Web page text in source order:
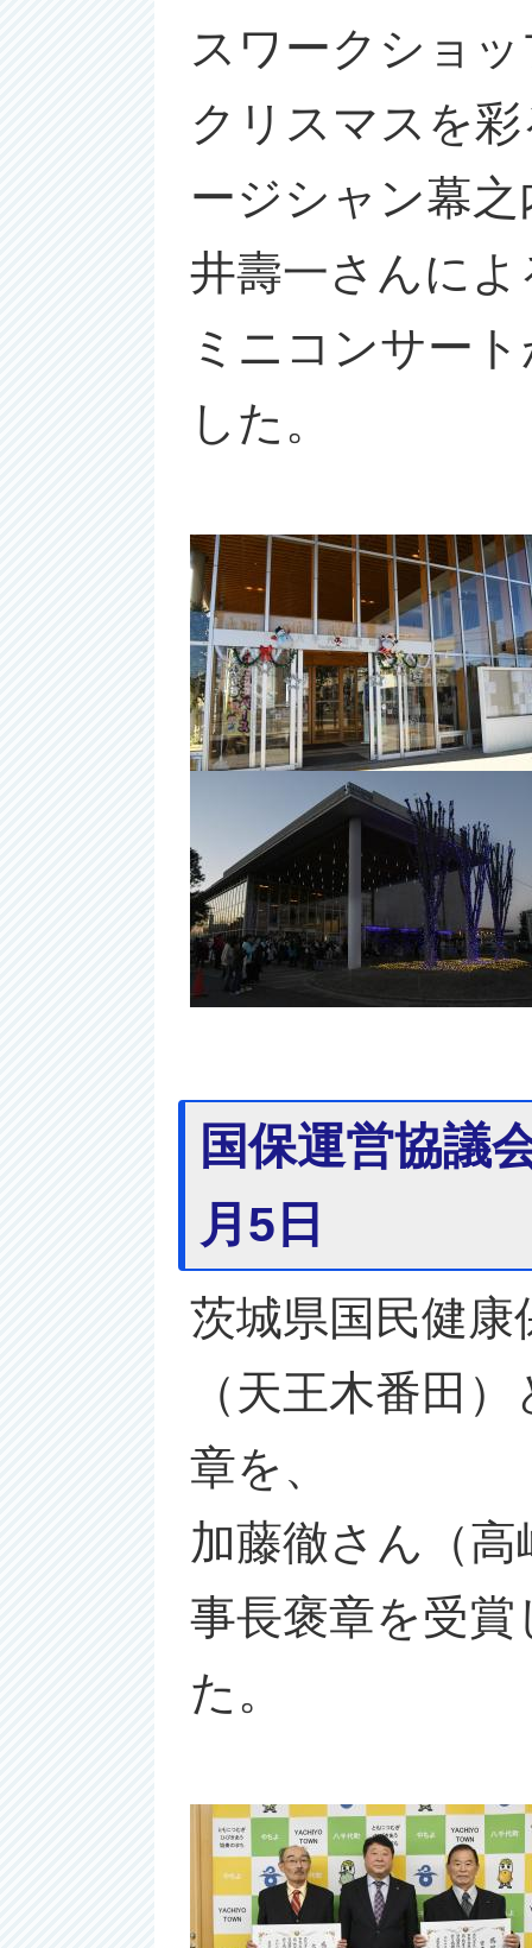
スワークショ
クリスマスを
ージシャン幕
井壽一さんによ
ミニコンサー
した。
国保運営協議
月5日
茨城県国民健
（天王木番田
章を、
加藤徹さん（
事長褒章を受
た。